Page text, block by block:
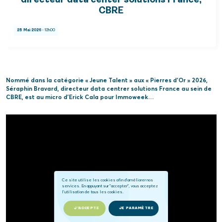
Ce site utilise les cookies afin d'améliorer nos
services. En appuyant sur "accepter", vous acceptez
l'utilisation de tous les cookies.
J'ACCEPTE JE PARAMÈTRE
CBRE
28 Mai 2026 - 12h00
Nommé dans la catégorie « Jeune Talent » aux « Pierres d’Or » 2026,
Séraphin Bravard, directeur data centrer solutions France au sein de
CBRE, est au micro d’Erick Cala pour Immoweek…